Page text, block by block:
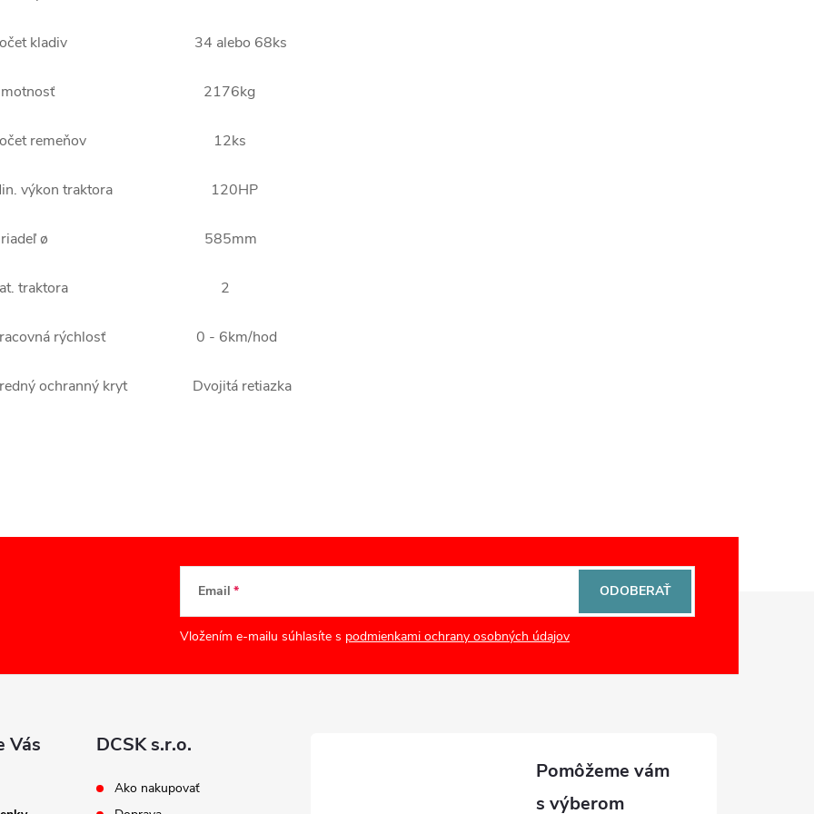
kladiv 34 alebo 68ks
2176kg
remeňov 12ks
výkon traktora 120HP
ø 585mm
traktora 2
rýchlosť 0 - 6km/hod
ochranný kryt Dvojitá retiazka
Email
Vložením e-mailu súhlasíte s podmienkami ochrany osobných údajov
ODOBERAŤ
Vás DCSK s.r.o.
Ako nakupovať